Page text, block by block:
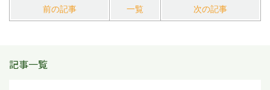
前の記事 一覧 次の記事
記事一覧